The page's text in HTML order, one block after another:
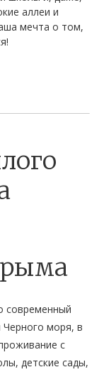
аллеи и
мечта о том,
современный
моря, в
с
детские сады,